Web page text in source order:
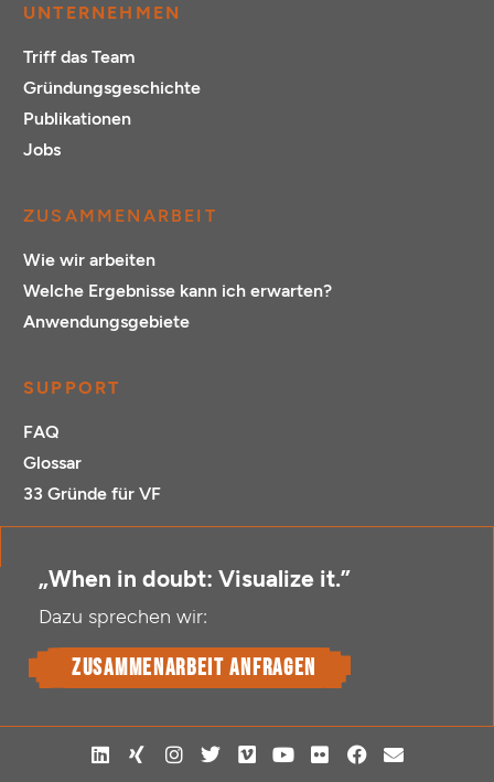
UNTERNEHMEN
Triff das Team
Gründungsgeschichte
Publikationen
Jobs
ZUSAMMENARBEIT
Wie wir arbeiten
Welche Ergebnisse kann ich erwarten?
Anwendungsgebiete
SUPPORT
FAQ
Glossar
33 Gründe für VF
„When in doubt: Visualize it.”
Dazu sprechen wir:
Zusammenarbeit anfragen
L
i
X
i
I
n
T
w
V
i
Y
o
F
l
F
a
E
n